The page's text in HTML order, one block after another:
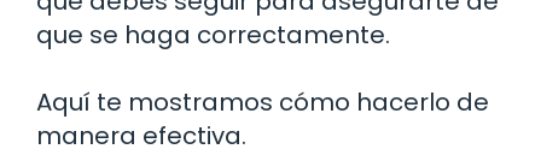
que se haga correctamente.
Aquí te mostramos cómo hacerlo de
manera efectiva.